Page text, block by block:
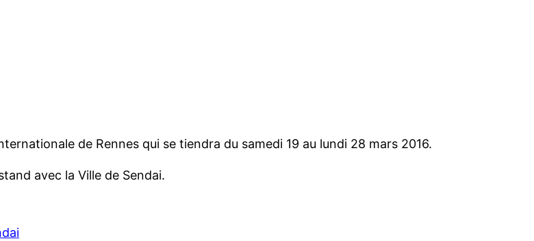
de Rennes qui se tiendra du samedi 19 au lundi 28 mars 2016.
avec la Ville de Sendai.